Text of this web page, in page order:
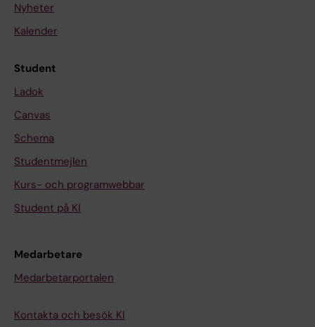
Nyheter
Kalender
Student
Ladok
Canvas
Schema
Studentmejlen
Kurs- och programwebbar
Student på KI
Medarbetare
Medarbetarportalen
Kontakta och besök KI